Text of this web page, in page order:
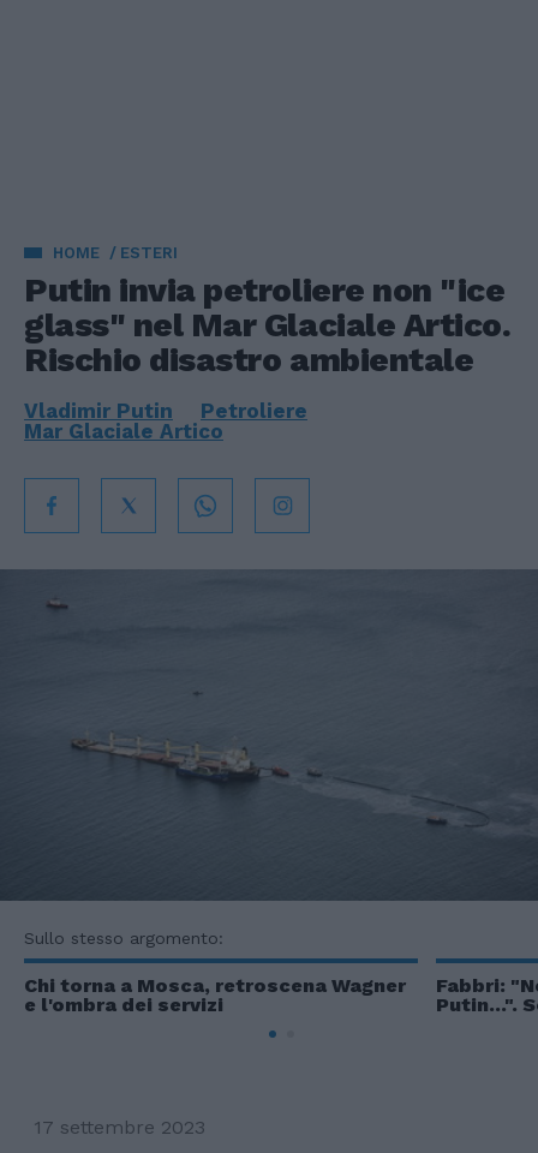
HOME ESTERI
Putin invia petroliere non "ice
glass" nel Mar Glaciale Artico.
Rischio disastro ambientale
Vladimir Putin
Petroliere
Mar Glaciale Artico
Sullo stesso argomento:
Chi torna a Mosca, retroscena Wagner
e l'ombra dei servizi
Fabbri:
Putin...".
17 settembre 2023